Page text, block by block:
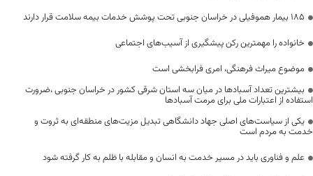
۱۸۵ بیمار هموفیلی در خراسان جنوبی تحت پوشش خدمات بیمه سلامت قرار دارند
خانواده را مهمترین رکن پیشگیری از آسیب‌های اجتماعی
موضوع میراث فرهنگی، امری فرابخشی است
بیشترین تعداد آسبادها در میان سه استان شرقی کشور در خراسان جنوبی ،ضرورت
استفاده از اعتبارات ملی برای مرمت آسبادها
یکی از سیاست‌های اصلی جهاد دانشگاهی تبدیل مزیت‌های منطقه‌ای به ثروت و
خدمت به مردم است
علم و فناوری باید در مسیر خدمت به انسان و مقابله با ظلم به کار گرفته شود